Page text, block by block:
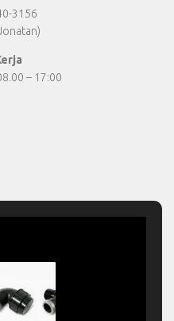
3156
– 17:00